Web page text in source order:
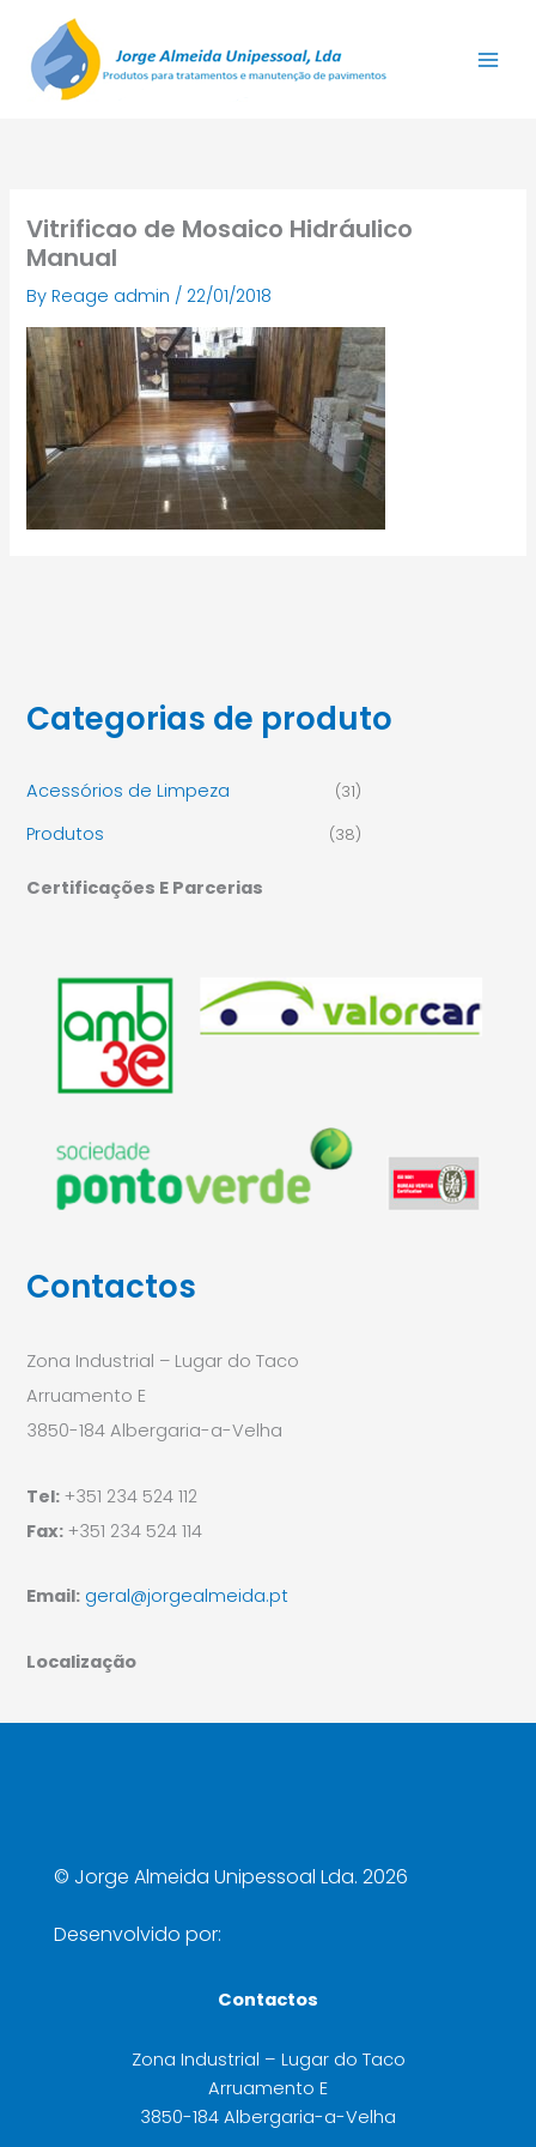
content
Vitrificao de Mosaico Hidráulico
Manual
ByReage admin / 22/01/2018
Categorias de produto
Acessórios de Limpeza (31)
Produtos (38)
Certificações E Parcerias
Contactos
Zona Industrial – Lugar do Taco
Arruamento E
3850-184 Albergaria-a-Velha
Tel: +351 234 524 112
Fax: +351 234 524 114
Email: geral@jorgealmeida.pt
Localização
© Jorge Almeida Unipessoal Lda. 2026
Desenvolvido por:
Contactos
Zona Industrial – Lugar do Taco
Arruamento E
3850-184 Albergaria-a-Velha